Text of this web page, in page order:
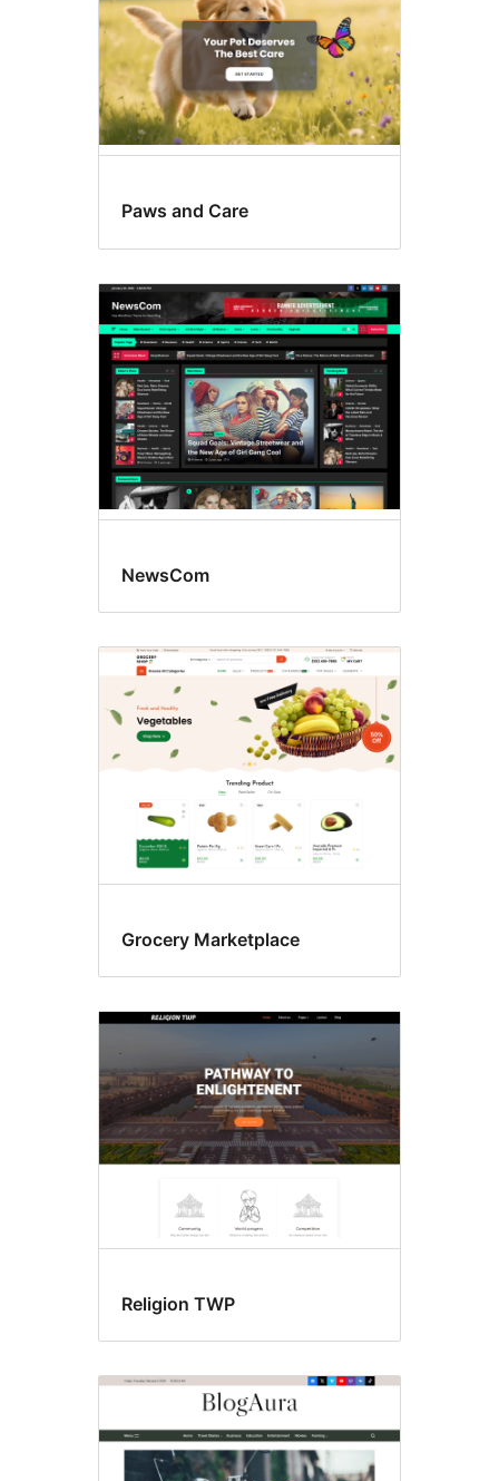
Paws and Care
NewsCom
Grocery Marketplace
Religion TWP